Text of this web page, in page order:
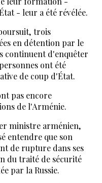
- leur a été révélée.
trois
en détention par le
continuent d'enquêter
ont été
de coup d'État.
pas encore
de l'Arménie.
ministre arménien,
entendre que son
de rupture dans ses
du traité de sécurité
par la Russie.